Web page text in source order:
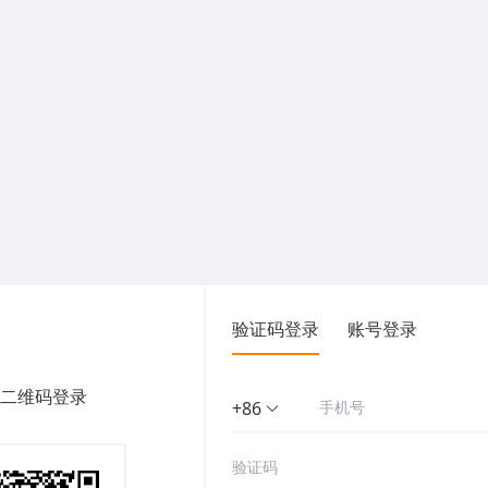
维码登录
验证码登录 账号登录
+86